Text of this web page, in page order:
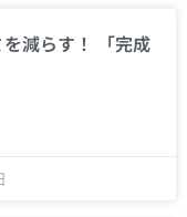
減らす！ 「完成